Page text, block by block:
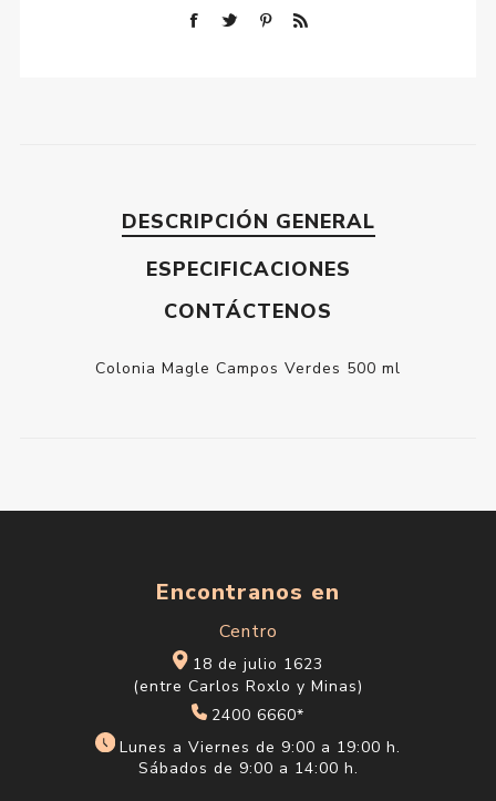
DESCRIPCIÓN GENERAL
ESPECIFICACIONES
CONTÁCTENOS
Colonia Magle Campos Verdes 500 ml
Encontranos en
Centro
18 de julio 1623
(entre Carlos Roxlo y Minas)
2400 6660*
Lunes a Viernes de 9:00 a 19:00 h.
Sábados de 9:00 a 14:00 h.